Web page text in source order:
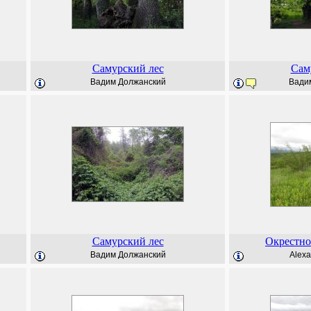
Самурский лес
Вадим Должанский
Самурский лес
Вадим Должанский